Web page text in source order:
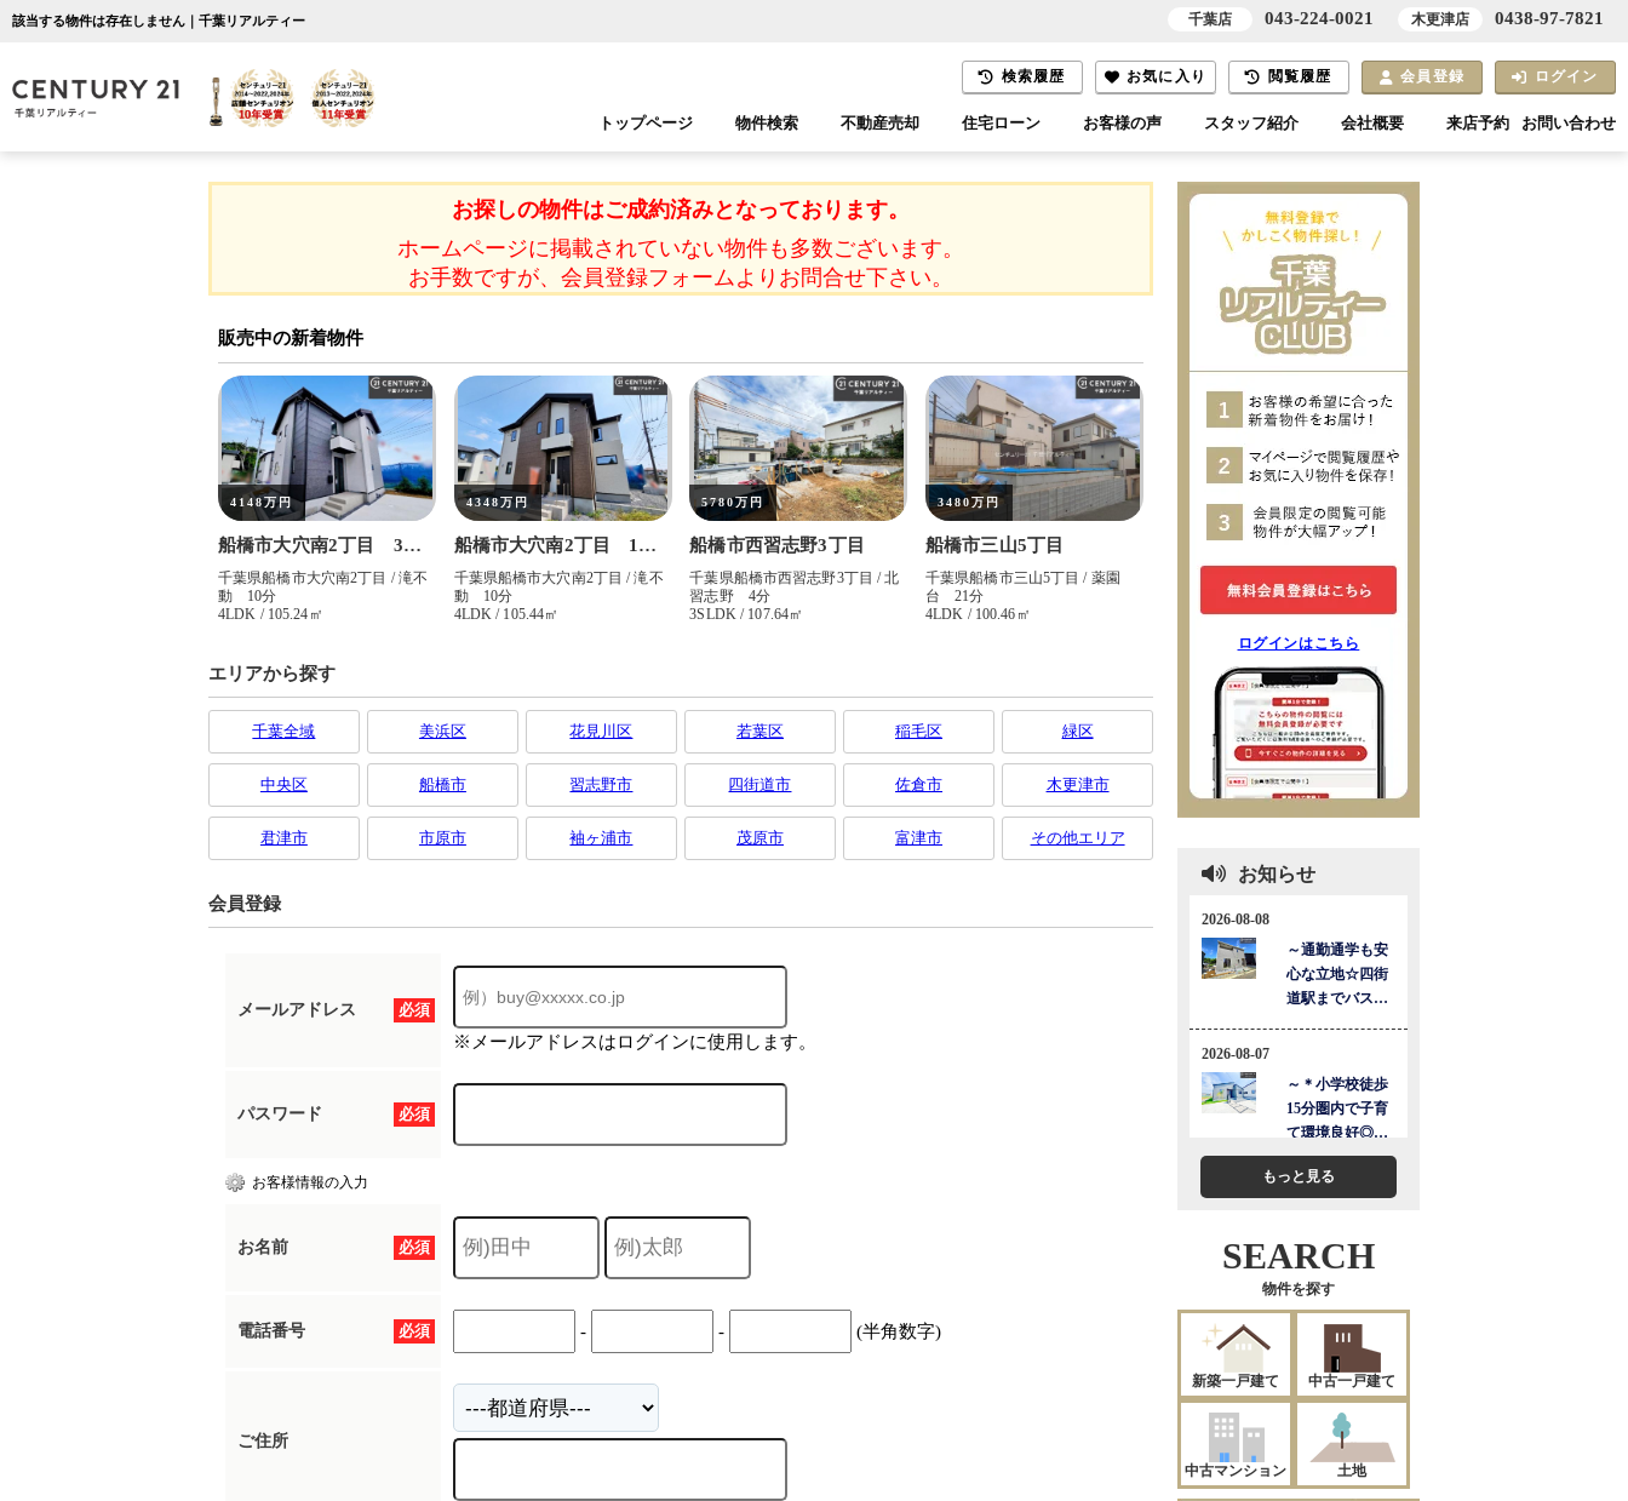
該当する物件は存在しません｜千葉リアルティー
検索履歴 お気に入り 閲覧履歴 会員登録 ログイン
トップページ 物件検索
千葉エリア 木更津エリア
不動産売却 住宅ローン お客様の声 スタッフ紹介 会社概要 来店予約 お問い合わせ
お探しの物件はご成約済みとなっております。
ホームページに掲載されていない物件も多数ございます。
お手数ですが、会員登録フォームよりお問合せ下さい。
エリアから探す
千葉全域 美浜区 花見川区 若葉区 稲毛区 緑区
中央区 船橋市 習志野市 四街道市 佐倉市 木更津市
君津市 市原市 袖ヶ浦市 茂原市 富津市 その他エリア
会員登録
必須
メールアドレス
※メールアドレスはログインに使用します。
必須
パスワード
お客様情報の入力
必須
お名前
必須
電話番号 - - (半角数字)
ご住所
ログインはこちら
お知らせ
もっと見る
SEARCH
物件を探す
新築一戸建て 中古一戸建て
中古マンション 土地
千葉店 043-224-0021 木更津店 0438-97-7821